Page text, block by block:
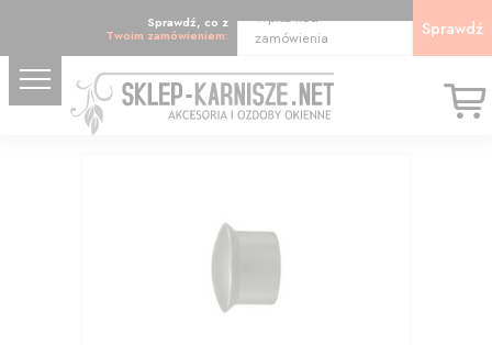
Sprawdź, co z
Twoim zamówieniem:
Wpisz kod
zamówienia
Sprawdź